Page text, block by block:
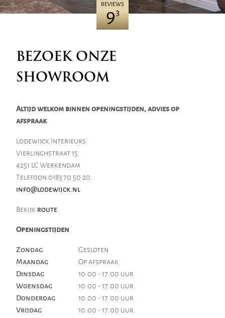
REVIEWS
93
BEZOEK ONZE
SHOWROOM
Altijd welkom binnen openingstijden, advies op
afspraak
Lodewijck Interieurs
Vierlinghstraat 15
4251 LC Werkendam
Telefoon 0183 70 50 20
info@lodewijck.nl
Bekijk route
Openingstijden
Zondag
Gesloten
Maandag
Op afspraak
Dinsdag
10.00 - 17.00 uur
Woensdag
10.00 - 17.00 uur
Donderdag
10.00 - 17.00 uur
Vrijdag
10.00 - 17.00 uur